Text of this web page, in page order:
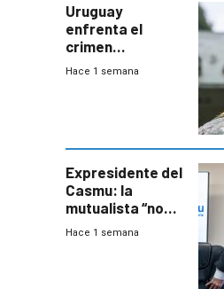
Uruguay
enfrenta el
crimen
organizado con
seguridad
Hace 1 semana
Expresidente del
Casmu: la
mutualista “no
está para pagar”
Hace 1 semana